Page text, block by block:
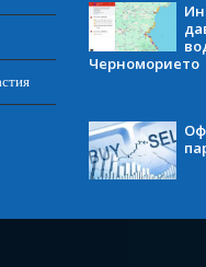
Черноморието